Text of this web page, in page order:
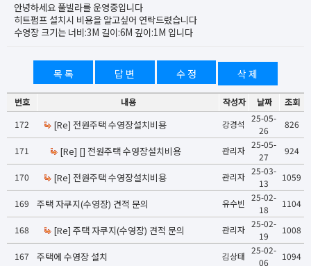
안녕하세요 풀빌라를 운영중입니다
히트펌프 설치시 비용을 알고싶어 연락드렸습니다
수영장 크기는 너비:3M 길이:6M 깊이:1M 입니다
목 록 답 변 수 정 삭 제
번호 내용 작성자 날짜
조회
172
[Re] 전원주택 수영장설치비용 강경석
25-05-
26
826
171 [Re] [] 전원주택 수영장설치비용 관리자
25-05-
27
924
170 [Re] 전원주택 수영장설치비용 관리자
25-03-
13
1059
169 주택 자쿠지(수영장) 견적 문의 유수빈
25-02-
18
1104
168 [Re] 주택 자쿠지(수영장) 견적 문의 관리자
25-02-
19
1008
167 주택에 수영장 설치 김상태
25-02-
06
1094